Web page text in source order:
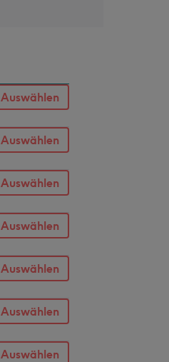
Auswählen
Auswählen
Auswählen
Auswählen
Auswählen
Auswählen
Auswählen